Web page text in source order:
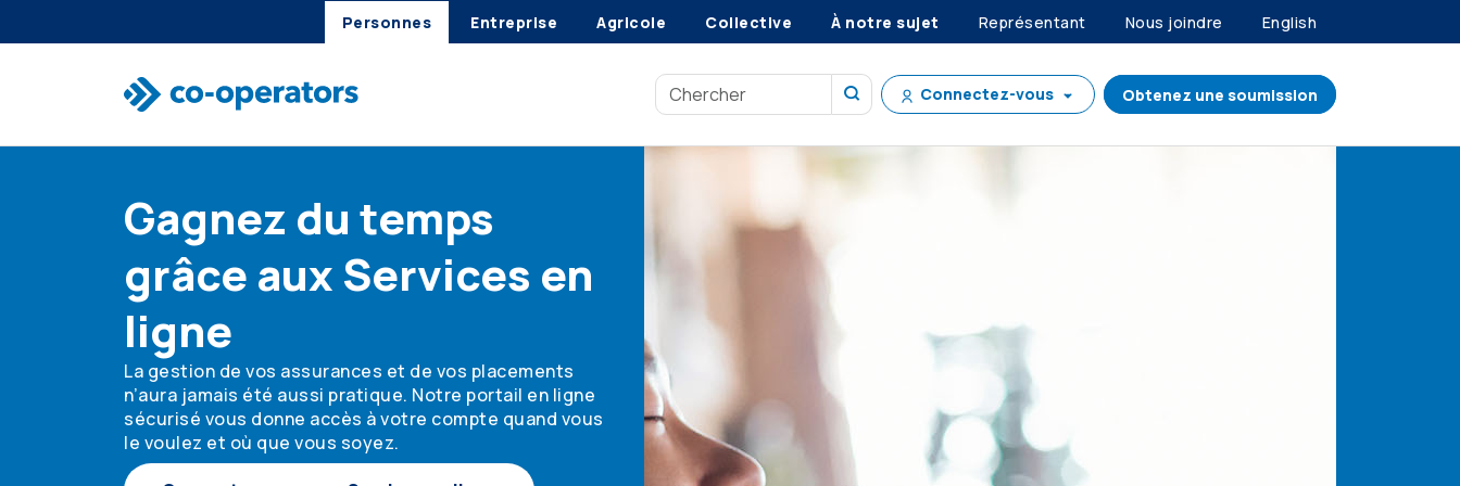
Personnes Entreprise Agricole Collective À notre sujet Représentant Nous joindre English
Connectez-vous Obtenez une soumission
Gagnez du temps
grâce aux Services en
ligne
La gestion de vos assurances et de vos placements
n’aura jamais été aussi pratique. Notre portail en ligne
sécurisé vous donne accès à votre compte quand vous
le voulez et où que vous soyez.